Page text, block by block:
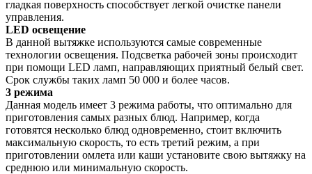
гладкая поверхность способствует легкой очистке панели
управления.
LED освещение
В данной вытяжке используются самые современные
технологии освещения. Подсветка рабочей зоны происходит
при помощи LED ламп, направляющих приятный белый свет.
Срок службы таких ламп 50 000 и более часов.
3 режима
Данная модель имеет 3 режима работы, что оптимально для
приготовления самых разных блюд. Например, когда
готовятся несколько блюд одновременно, стоит включить
максимальную скорость, то есть третий режим, а при
приготовлении омлета или каши установите свою вытяжку на
среднюю или минимальную скорость.